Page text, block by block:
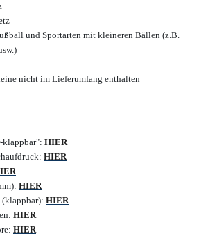
und Sportarten mit kleineren Bällen (z.B.
nicht im Lieferumfang enthalten
HIER
HIER
HIER
HIER
HIER
HIER